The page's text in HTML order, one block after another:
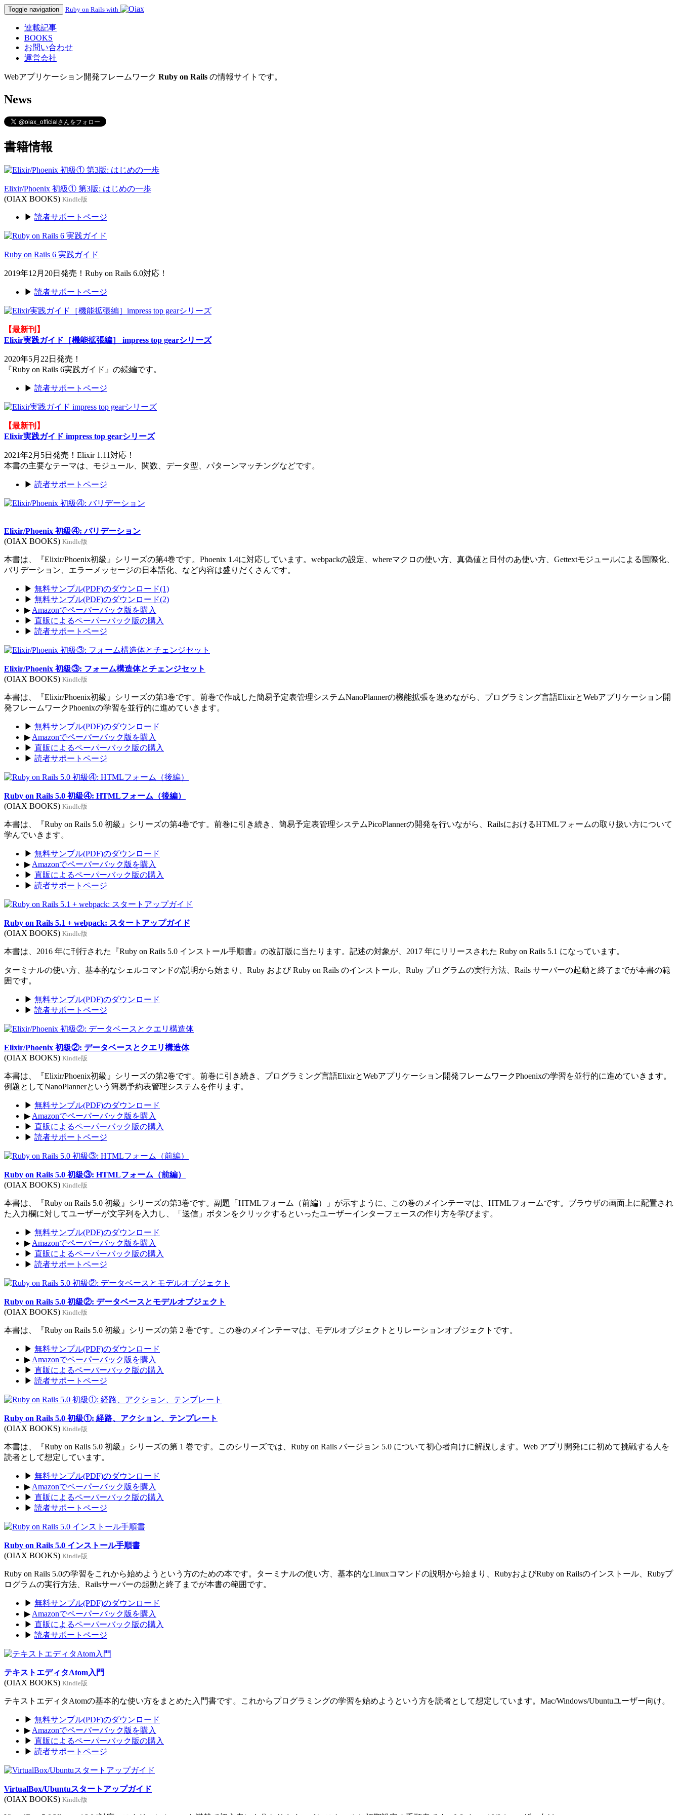
Toggle navigation Ruby on Rails with
連載記事
BOOKS
お問い合わせ
運営会社
Webアプリケーション開発フレームワーク Ruby on Rails の情報サイトです。
News
書籍情報
Elixir/Phoenix 初級① 第3版: はじめの一歩
(OIAX BOOKS) Kindle版
▶ 読者サポートページ
Ruby on Rails 6 実践ガイド
2019年12月20日発売！Ruby on Rails 6.0対応！
▶ 読者サポートページ
【最新刊】
Elixir実践ガイド［機能拡張編］ impress top gearシリーズ
2020年5月22日発売！
『Ruby on Rails 6実践ガイド』の続編です。
▶ 読者サポートページ
【最新刊】
Elixir実践ガイド impress top gearシリーズ
2021年2月5日発売！Elixir 1.11対応！
本書の主要なテーマは、モジュール、関数、データ型、パターンマッチングなどです。
▶ 読者サポートページ
Elixir/Phoenix 初級④: バリデーション
(OIAX BOOKS) Kindle版
本書は、『Elixir/Phoenix初級』シリーズの第4巻です。Phoenix 1.4に対応しています。webpackの設定、whereマクロの使い方、真偽値と日付のあ使い方、Gettextモジュールによる国際化、
バリデーション、エラーメッセージの日本語化、など内容は盛りだくさんです。
▶ 無料サンプル(PDF)のダウンロード(1)
▶ 無料サンプル(PDF)のダウンロード(2)
▶ Amazonでペーパーバック版を購入
▶ 直販によるペーパーバック版の購入
▶ 読者サポートページ
Elixir/Phoenix 初級③: フォーム構造体とチェンジセット
(OIAX BOOKS) Kindle版
本書は、『Elixir/Phoenix初級』シリーズの第3巻です。前巻で作成した簡易予定表管理システムNanoPlannerの機能拡張を進めながら、プログラミング言語ElixirとWebアプリケーション開
発フレームワークPhoenixの学習を並行的に進めていきます。
▶ 無料サンプル(PDF)のダウンロード
▶ Amazonでペーパーバック版を購入
▶ 直販によるペーパーバック版の購入
▶ 読者サポートページ
Ruby on Rails 5.0 初級④: HTMLフォーム（後編）
(OIAX BOOKS) Kindle版
本書は、『Ruby on Rails 5.0 初級』シリーズの第4巻です。前巻に引き続き、簡易予定表管理システムPicoPlannerの開発を行いながら、RailsにおけるHTMLフォームの取り扱い方について
学んでいきます。
▶ 無料サンプル(PDF)のダウンロード
▶ Amazonでペーパーバック版を購入
▶ 直販によるペーパーバック版の購入
▶ 読者サポートページ
Ruby on Rails 5.1 + webpack: スタートアップガイド
(OIAX BOOKS) Kindle版
本書は、2016 年に刊行された『Ruby on Rails 5.0 インストール手順書』の改訂版に当たります。記述の対象が、2017 年にリリースされた Ruby on Rails 5.1 になっています。
ターミナルの使い方、基本的なシェルコマンドの説明から始まり、Ruby および Ruby on Rails のインストール、Ruby プログラムの実行方法、Rails サーバーの起動と終了までが本書の範
囲です。
▶ 無料サンプル(PDF)のダウンロード
▶ 読者サポートページ
Elixir/Phoenix 初級②: データベースとクエリ構造体
(OIAX BOOKS) Kindle版
本書は、『Elixir/Phoenix初級』シリーズの第2巻です。前巻に引き続き、プログラミング言語ElixirとWebアプリケーション開発フレームワークPhoenixの学習を並行的に進めていきます。
例題としてNanoPlannerという簡易予約表管理システムを作ります。
▶ 無料サンプル(PDF)のダウンロード
▶ Amazonでペーパーバック版を購入
▶ 直販によるペーパーバック版の購入
▶ 読者サポートページ
Ruby on Rails 5.0 初級③: HTMLフォーム（前編）
(OIAX BOOKS) Kindle版
本書は、『Ruby on Rails 5.0 初級』シリーズの第3巻です。副題「HTMLフォーム（前編）」が示すように、この巻のメインテーマは、HTMLフォームです。ブラウザの画面上に配置され
た入力欄に対してユーザーが文字列を入力し、「送信」ボタンをクリックするといったユーザーインターフェースの作り方を学びます。
▶ 無料サンプル(PDF)のダウンロード
▶ Amazonでペーパーバック版を購入
▶ 直販によるペーパーバック版の購入
▶ 読者サポートページ
Ruby on Rails 5.0 初級②: データベースとモデルオブジェクト
(OIAX BOOKS) Kindle版
本書は、『Ruby on Rails 5.0 初級』シリーズの第 2 巻です。この巻のメインテーマは、モデルオブジェクトとリレーションオブジェクトです。
▶ 無料サンプル(PDF)のダウンロード
▶ Amazonでペーパーバック版を購入
▶ 直販によるペーパーバック版の購入
▶ 読者サポートページ
Ruby on Rails 5.0 初級①: 経路、アクション、テンプレート
(OIAX BOOKS) Kindle版
本書は、『Ruby on Rails 5.0 初級』シリーズの第 1 巻です。このシリーズでは、Ruby on Rails バージョン 5.0 について初心者向けに解説します。Web アプリ開発にに初めて挑戦する人を
読者として想定しています。
▶ 無料サンプル(PDF)のダウンロード
▶ Amazonでペーパーバック版を購入
▶ 直販によるペーパーバック版の購入
▶ 読者サポートページ
Ruby on Rails 5.0 インストール手順書
(OIAX BOOKS) Kindle版
Ruby on Rails 5.0の学習をこれから始めようという方のための本です。ターミナルの使い方、基本的なLinuxコマンドの説明から始まり、RubyおよびRuby on Railsのインストール、Rubyプ
ログラムの実行方法、Railsサーバーの起動と終了までが本書の範囲です。
▶ 無料サンプル(PDF)のダウンロード
▶ Amazonでペーパーバック版を購入
▶ 直販によるペーパーバック版の購入
▶ 読者サポートページ
テキストエディタAtom入門
(OIAX BOOKS) Kindle版
テキストエディタAtomの基本的な使い方をまとめた入門書です。これからプログラミングの学習を始めようという方を読者として想定しています。Mac/Windows/Ubuntuユーザー向け。
▶ 無料サンプル(PDF)のダウンロード
▶ Amazonでペーパーバック版を購入
▶ 直販によるペーパーバック版の購入
▶ 読者サポートページ
VirtualBox/Ubuntuスタートアップガイド
(OIAX BOOKS) Kindle版